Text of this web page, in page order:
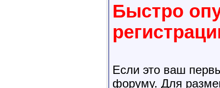
Быстро
Если это ваш
форуму. Для